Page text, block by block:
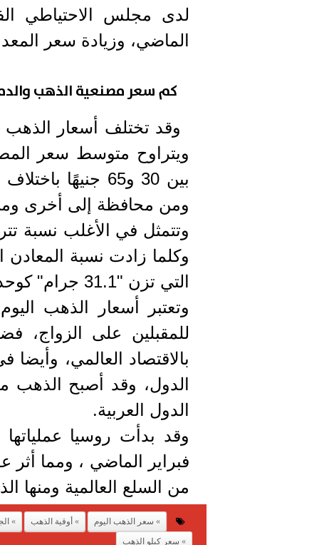
الماضي، وزيادة سعر
كم سعر مصنعية الذهب
وقد تختلف أسعار
ويتراوح متوسط سعر
بين 30 و65
ومن محافظة إلى أخرى
وكلما زادت نسبة المعادن
التي تزن "31.1 جرام" كوحدة لوزن الحلي والسبائك الذهبية.
وتعتبر أسعار الذهب
للمقبلين على الزواج،
بالاقتصاد العالمي،
الدول، وقد أصبح الذهب
الدول العربية.
فبراير الماضي ، ومما
من السلع العالمية ومنها
سعر الذهب اليوم أوقية الذهب
سعر كيلو الذهب